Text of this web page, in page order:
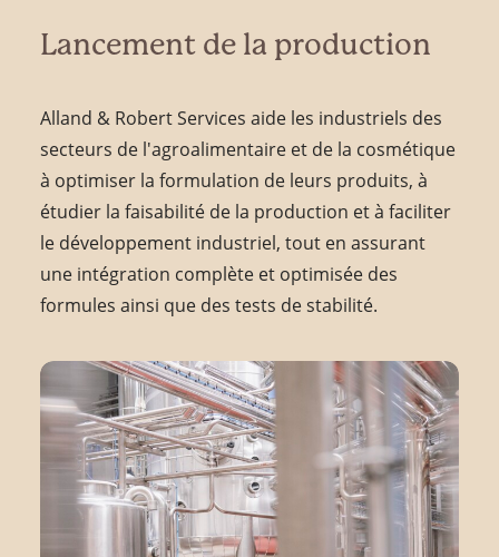
Lancement de la production
Alland & Robert Services aide les industriels des
secteurs de l'agroalimentaire et de la cosmétique
à optimiser la formulation de leurs produits, à
étudier la faisabilité de la production et à faciliter
le développement industriel, tout en assurant
une intégration complète et optimisée des
formules ainsi que des tests de stabilité.